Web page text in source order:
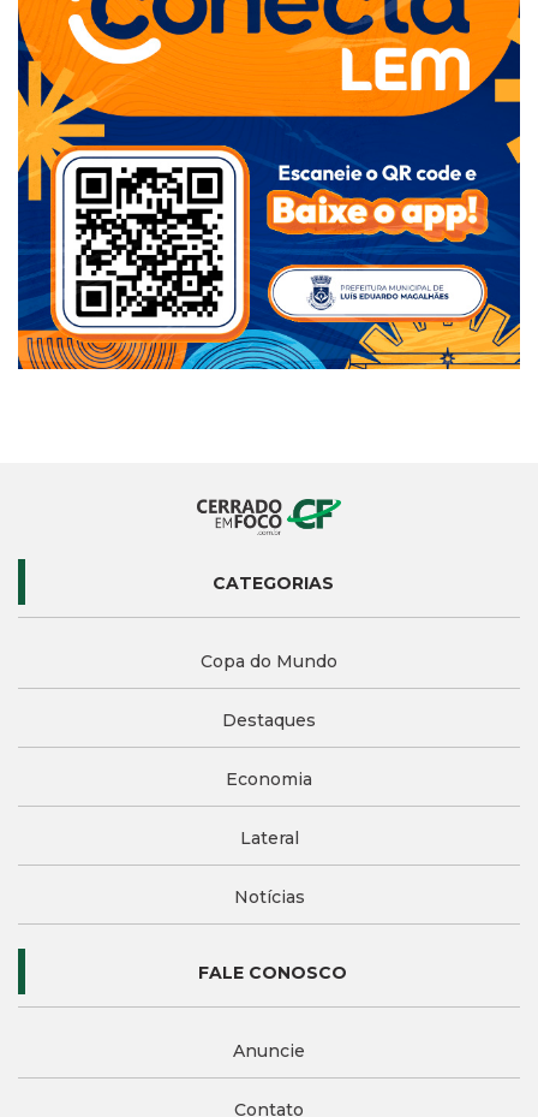
CATEGORIAS
Copa do Mundo
Destaques
Economia
Lateral
Notícias
FALE CONOSCO
Anuncie
Contato